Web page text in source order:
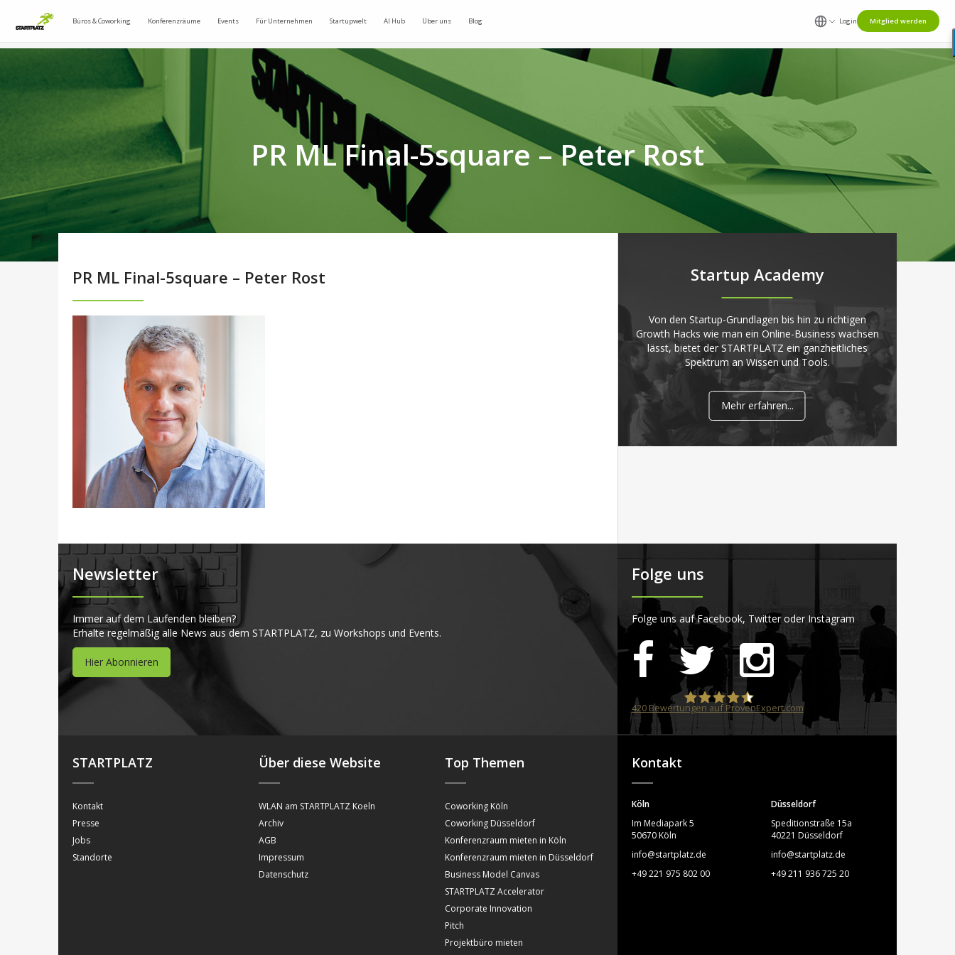
Büros & Coworking Konferenzräume Events Für Unternehmen Startupwelt AI Hub Über uns Blog Login Mitglied werden
PR ML Final-5square – Peter Rost
PR ML Final-5square – Peter Rost Startup Academy
Von den Startup-Grundlagen bis hin zu richtigen
Growth Hacks wie man ein Online-Business wachsen
lässt, bietet der STARTPLATZ ein ganzheitliches
Spektrum an Wissen und Tools.
Mehr erfahren...
Newsletter
Immer auf dem Laufenden bleiben?
Erhalte regelmäßig alle News aus dem STARTPLATZ, zu Workshops und Events.
Hier Abonnieren
Folge uns
Folge uns auf Facebook, Twitter oder Instagram
STARTPLATZ
420Bewertungen auf ProvenExpert.com
STARTPLATZ
Kontakt
Presse
Jobs
Standorte
Über diese Website
WLAN am STARTPLATZ Koeln
Archiv
AGB
Impressum
Datenschutz
Top Themen
Coworking Köln
Coworking Düsseldorf
Konferenzraum mieten in Köln
Konferenzraum mieten in Düsseldorf
Business Model Canvas
STARTPLATZ Accelerator
Corporate Innovation
Pitch
Projektbüro mieten
Kontakt
Köln
Im Mediapark 5
50670 Köln
info@startplatz.de
+49 221 975 802 00
Düsseldorf
Speditionstraße 15a
40221 Düsseldorf
info@startplatz.de
+49 211 936 725 20